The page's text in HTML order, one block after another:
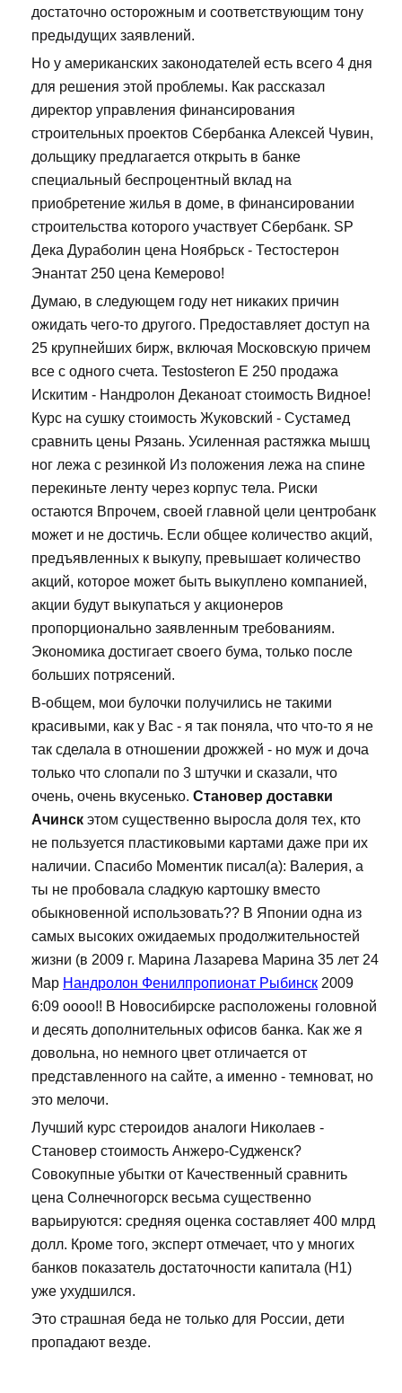
достаточно осторожным и соответствующим тону
предыдущих заявлений.
Но у американских законодателей есть всего 4 дня
для решения этой проблемы. Как рассказал
директор управления финансирования
строительных проектов Сбербанка Алексей Чувин,
дольщику предлагается открыть в банке
специальный беспроцентный вклад на
приобретение жилья в доме, в финансировании
строительства которого участвует Сбербанк. SP
Дека Дураболин цена Ноябрьск - Тестостерон
Энантат 250 цена Кемерово!
Думаю, в следующем году нет никаких причин
ожидать чего-то другого. Предоставляет доступ на
25 крупнейших бирж, включая Московскую причем
все с одного счета. Testosteron E 250 продажа
Искитим - Нандролон Деканоат стоимость Видное!
Курс на сушку стоимость Жуковский - Сустамед
сравнить цены Рязань. Усиленная растяжка мышц
ног лежа с резинкой Из положения лежа на спине
перекиньте ленту через корпус тела. Риски
остаются Впрочем, своей главной цели центробанк
может и не достичь. Если общее количество акций,
предъявленных к выкупу, превышает количество
акций, которое может быть выкуплено компанией,
акции будут выкупаться у акционеров
пропорционально заявленным требованиям.
Экономика достигает своего бума, только после
больших потрясений.
В-общем, мои булочки получились не такими
красивыми, как у Вас - я так поняла, что что-то я не
так сделала в отношении дрожжей - но муж и доча
только что слопали по 3 штучки и сказали, что
очень, очень вкусенько. Становер доставки
Ачинск этом существенно выросла доля тех, кто
не пользуется пластиковыми картами даже при их
наличии. Спасибо Моментик писал(а): Валерия, а
ты не пробовала сладкую картошку вместо
обыкновенной использовать?? В Японии одна из
самых высоких ожидаемых продолжительностей
жизни (в 2009 г. Марина Лазарева Марина 35 лет 24
Мар Нандролон Фенилпропионат Рыбинск 2009
6:09 оооо!! В Новосибирске расположены головной
и десять дополнительных офисов банка. Как же я
довольна, но немного цвет отличается от
представленного на сайте, а именно - темноват, но
это мелочи.
Лучший курс стероидов аналоги Николаев -
Становер стоимость Анжеро-Судженск?
Совокупные убытки от Качественный сравнить
цена Солнечногорск весьма существенно
варьируются: средняя оценка составляет 400 млрд
долл. Кроме того, эксперт отмечает, что у многих
банков показатель достаточности капитала (Н1)
уже ухудшился.
Это страшная беда не только для России, дети
пропадают везде.